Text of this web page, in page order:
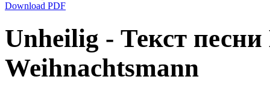
Download PDF
Unheilig - Текст
Weihnachtsmann